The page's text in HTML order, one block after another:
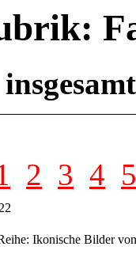
2 3 4 5
Ikonische Bilder